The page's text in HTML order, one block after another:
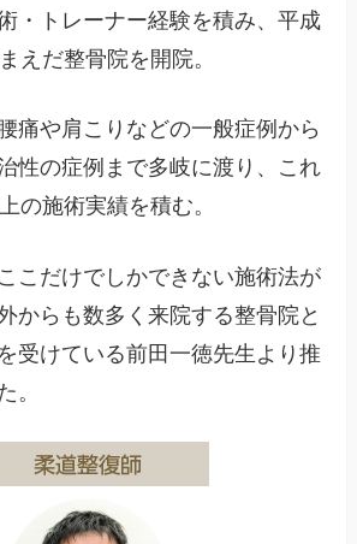
・トレーナー経験を積み、平成
えだ整骨院を開院。
痛や肩こりなどの一般症例から
性の症例まで多岐に渡り、これ
の施術実績を積む。
こだけでしかできない施術法が
からも数多く来院する整骨院と
受けている前田一徳先生より推